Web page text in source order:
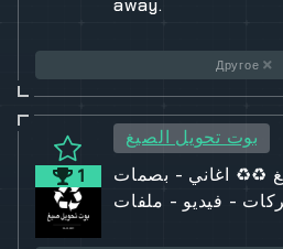
away.
Другое
1
بوت تحويل الصيغ
♻️♻️ اغاني - بصمات
- فيديو - ملفات